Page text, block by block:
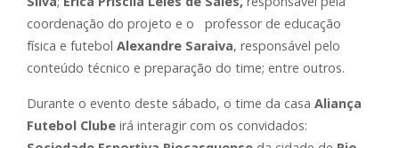
coordenação do projeto e o professor de educação
física e futebol Alexandre Saraiva, responsável pelo
conteúdo técnico e preparação do time; entre outros.
Durante o evento deste sábado, o time da casa Aliança
Futebol Clube irá interagir com os convidados: